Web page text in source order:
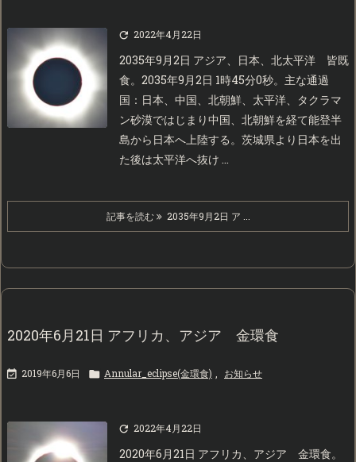
 2022年4月22日
2035年9月2日 アジア、日本、北太平洋 皆既
食。2035年9月2日 1時45分0秒。主な通過
国：日本、中国、北朝鮮、太平洋、タクラマ
ン砂漠ではじまり中国、北朝鮮を経て能登半
島から日本へ上陸する。茨城県より日本を出
た後は太平洋へ抜け ...
記事を読む 2035年9月2日 ア ...
2020年6月21日 アフリカ、アジア 金環食
 2019年6月6日  Annular_eclipse(金環食) お知らせ
 2022年4月22日
2020年6月21日 アフリカ、アジア 金環食。